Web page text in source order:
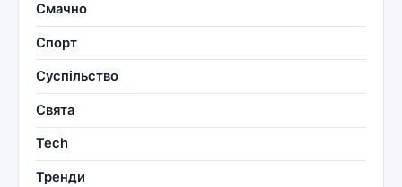
Смачно
Спорт
Суспільство
Свята
Tech
Тренди